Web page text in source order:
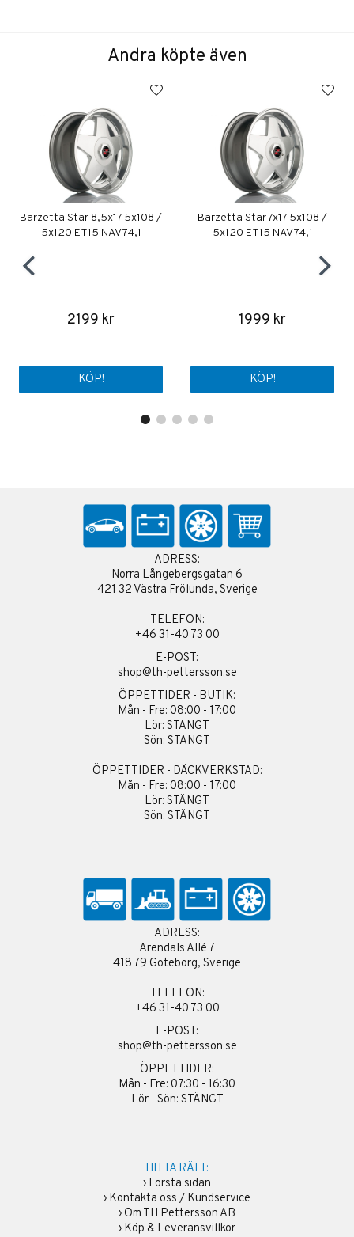
Andra köpte även
Barzetta Star 8,5x17 5x108 /
5x120 ET15 NAV 74,1
2199 kr
KÖP!
Barzetta Star 7x17 5x108 /
5x120 ET15 NAV 74,1
1999 kr
KÖP!
ADRESS:
Norra Långebergsgatan 6
421 32 Västra Frölunda, Sverige
TELEFON:
+46 31-40 73 00
E-POST:
shop@th-pettersson.se
ÖPPETTIDER - BUTIK:
Mån - Fre: 08:00 - 17:00
Lör: STÄNGT
Sön: STÄNGT
ÖPPETTIDER - DÄCKVERKSTAD:
Mån - Fre: 08:00 - 17:00
Lör: STÄNGT
Sön: STÄNGT
ADRESS:
Arendals Allé 7
418 79 Göteborg, Sverige
TELEFON:
+46 31-40 73 00
E-POST:
shop@th-pettersson.se
ÖPPETTIDER:
Mån - Fre: 07:30 - 16:30
Lör - Sön: STÄNGT
HITTA RÄTT:
› Första sidan
› Kontakta oss / Kundservice
› Om TH Pettersson AB
› Köp & Leveransvillkor